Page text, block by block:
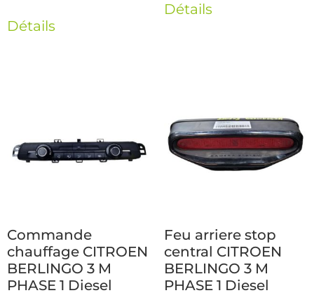
Détails
Détails
Commande
chauffage CITROEN
BERLINGO 3 M
PHASE 1 Diesel
Feu arriere stop
central CITROEN
BERLINGO 3 M
PHASE 1 Diesel